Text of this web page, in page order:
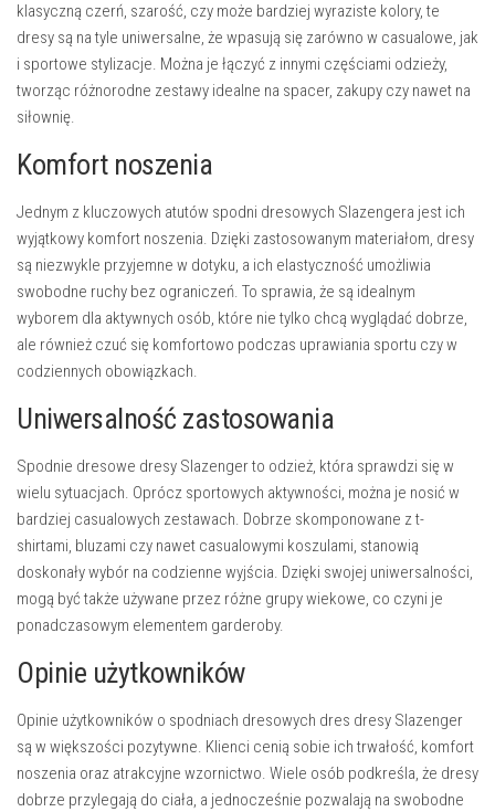
klasyczną czerń, szarość, czy może bardziej wyraziste kolory, te
dresy są na tyle uniwersalne, że wpasują się zarówno w casualowe, jak
i sportowe stylizacje. Można je łączyć z innymi częściami odzieży,
tworząc różnorodne zestawy idealne na spacer, zakupy czy nawet na
siłownię.
Komfort noszenia
Jednym z kluczowych atutów spodni dresowych Slazengera jest ich
wyjątkowy komfort noszenia. Dzięki zastosowanym materiałom, dresy
są niezwykle przyjemne w dotyku, a ich elastyczność umożliwia
swobodne ruchy bez ograniczeń. To sprawia, że są idealnym
wyborem dla aktywnych osób, które nie tylko chcą wyglądać dobrze,
ale również czuć się komfortowo podczas uprawiania sportu czy w
codziennych obowiązkach.
Uniwersalność zastosowania
Spodnie dresowe dresy Slazenger to odzież, która sprawdzi się w
wielu sytuacjach. Oprócz sportowych aktywności, można je nosić w
bardziej casualowych zestawach. Dobrze skomponowane z t-
shirtami, bluzami czy nawet casualowymi koszulami, stanowią
doskonały wybór na codzienne wyjścia. Dzięki swojej uniwersalności,
mogą być także używane przez różne grupy wiekowe, co czyni je
ponadczasowym elementem garderoby.
Opinie użytkowników
Opinie użytkowników o spodniach dresowych dres dresy Slazenger
są w większości pozytywne. Klienci cenią sobie ich trwałość, komfort
noszenia oraz atrakcyjne wzornictwo. Wiele osób podkreśla, że dresy
dobrze przylegają do ciała, a jednocześnie pozwalają na swobodne